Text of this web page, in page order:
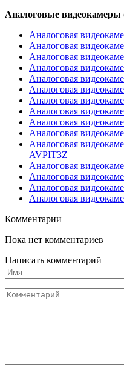
Aналоговые
Aналоговая
Aналоговая
Aналоговая
Aналоговая
Aналоговая
Aналоговая
Aналоговая
Aналоговая
Aналоговая
Aналоговая
Aналоговая
AVPIT3Z
Aналоговая
Aналоговая
Aналоговая
Aналоговая
Комментарии
Пока нет комментариев
Написать комментарий